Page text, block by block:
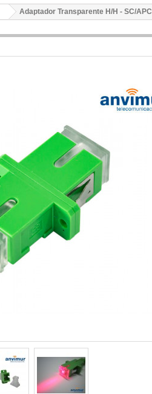
Adaptador Transparente H/H - SC/